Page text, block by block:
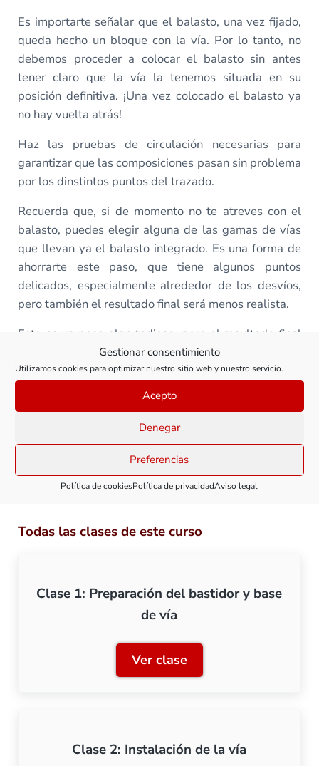
Gestionar consentimiento
Utilizamos cookies para optimizar nuestro sitio web y nuestro servicio.
Acepto
Denegar
Preferencias
Política de cookiesPolítica de privacidadAviso legal
Es importarte señalar que el balasto, una vez fijado,
queda hecho un bloque con la vía. Por lo tanto, no
debemos proceder a colocar el balasto sin antes
tener claro que la vía la tenemos situada en su
posición definitiva. ¡Una vez colocado el balasto ya
no hay vuelta atrás!
Haz las pruebas de circulación necesarias para
garantizar que las composiciones pasan sin problema
por los dinstintos puntos del trazado.
Recuerda que, si de momento no te atreves con el
balasto, puedes elegir alguna de las gamas de vías
que llevan ya el balasto integrado. Es una forma de
ahorrarte este paso, que tiene algunos puntos
delicados, especialmente alrededor de los desvíos,
pero también el resultado final será menos realista.
Este es un paso algo tedioso, pero el resultado final
verás que es muy vistoso. Nuestro bastidor va
tomando forma y pronto llegará el momento de pasar
a la decoración. Pero antes de ello, vamos a ver dos
cursos relacionados con la instalación de la vía, como
Curso de desvíosy el de la
eléctrica de una maqueta ferroviaria.
¡Seguimos!
Todas las clases de este curso
Clase 1: Preparación del bastidor y base
de vía
Ver claseClase 1: Preparación del
Clase 2: Instalación de la vía